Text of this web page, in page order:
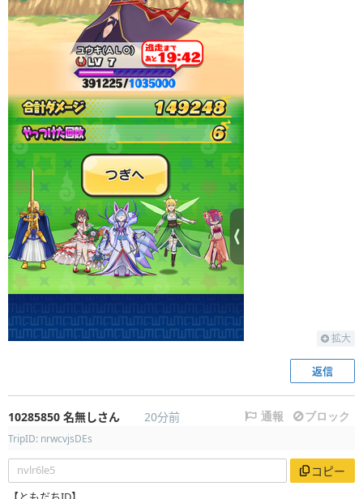
拡大
返信
10285850 名無しさん 20分前 通報 ブロック
TripID: nrwcvjsDEs
nvlr6le5 コピー